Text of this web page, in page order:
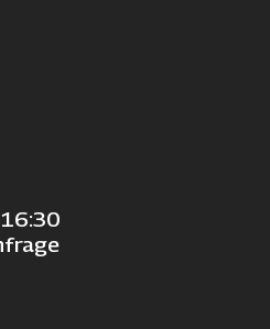
16:30